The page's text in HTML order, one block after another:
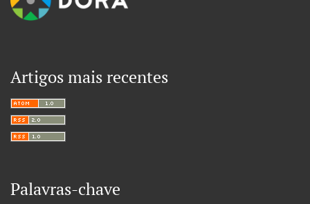
Artigos mais recentes
Palavras-chave